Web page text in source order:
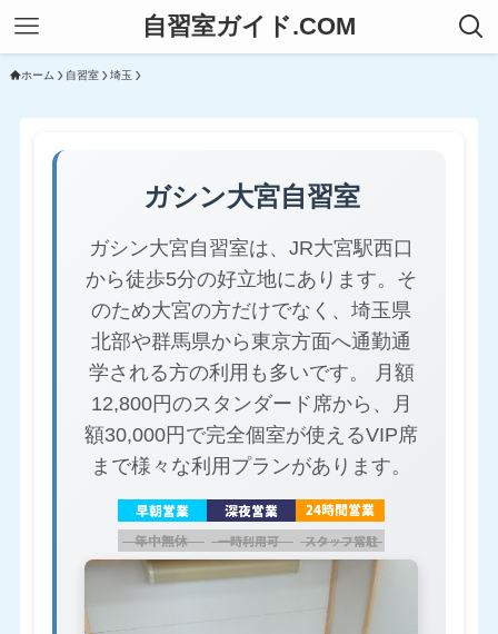
自習室ガイド.COM
ホーム 自習室 埼玉
ガシン大宮自習室
ガシン大宮自習室は、JR大宮駅西口
から徒歩5分の好立地にあります。そ
のため大宮の方だけでなく、埼玉県
北部や群馬県から東京方面へ通勤通
学される方の利用も多いです。 月額
12,800円のスタンダード席から、月
額30,000円で完全個室が使えるVIP席
まで様々な利用プランがあります。